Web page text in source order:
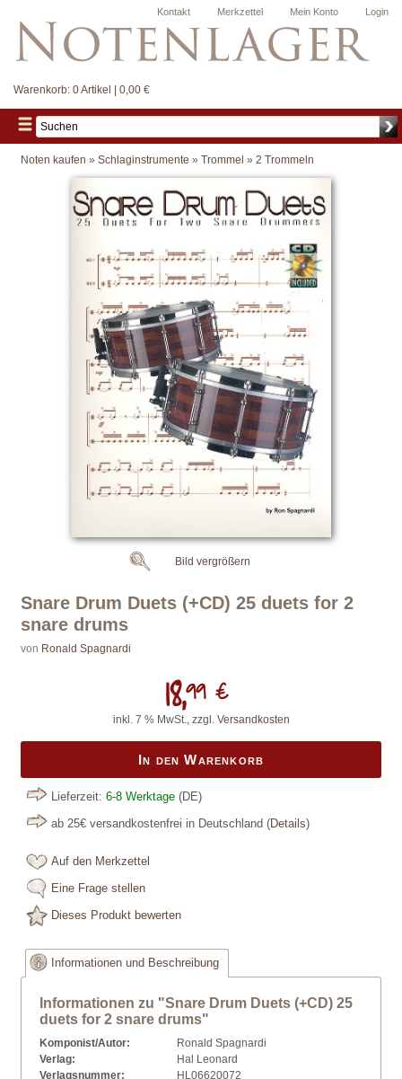
Login
Mein Konto
Merkzettel
Kontakt
Warenkorb: 0 Artikel | 0,00 €
Noten kaufen » Schlaginstrumente » Trommel » 2 Trommeln
Snare Drum Duets (+CD) 25 duets for 2
snare drums
von Ronald Spagnardi
18,99 €
inkl. 7 % MwSt., zzgl. Versandkosten
In den Warenkorb
Lieferzeit: 6-8 Werktage (DE)
ab 25€ versandkostenfrei in Deutschland (Details)
Auf den Merkzettel
Eine Frage stellen
Dieses Produkt bewerten
Bild vergrößern
Informationen und Beschreibung
Informationen zu "Snare Drum Duets (+CD) 25
duets for 2 snare drums"
Komponist/Autor:
Ronald Spagnardi
Verlag:
Hal Leonard
Verlagsnummer:
HL06620072